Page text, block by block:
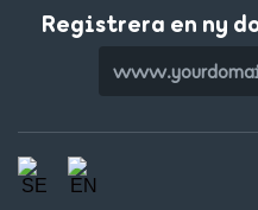
Registrera en ny